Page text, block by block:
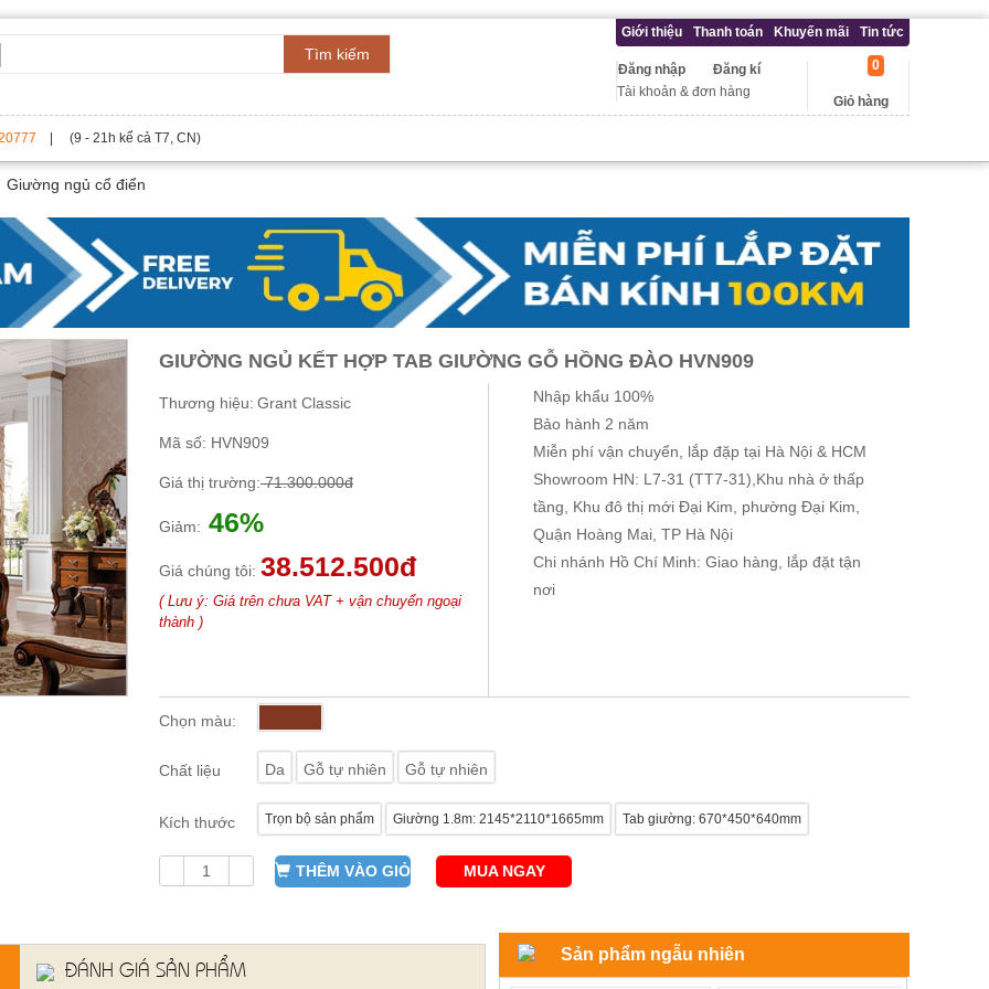
Tìm kiếm
Giới thiệu Thanh toán Khuyến mãi Tin tức
Đăng kí
Đăng nhập
Tài khoản & đơn hàng
Giỏ hàng
0
| (9 - 21h kể cả T7, CN)
Giường ngủ cổ điển
GIƯỜNG NGỦ KẾT HỢP TAB GIƯỜNG GỖ HỒNG ĐÀO HVN909
Thương hiệu: Grant Classic
Mã số: HVN909
Giá thị trường:71.300.000đ
Giảm: 46%
Giá chúng tôi: 38.512.500đ
( Lưu ý: Giá trên chưa VAT + vận chuyển ngoại
thành )
Nhập khẩu 100%
Bảo hành 2 năm
Miễn phí vận chuyển, lắp đặp tại Hà Nội & HCM
Showroom HN: L7-31 (TT7-31),Khu nhà ở thấp
tầng, Khu đô thị mới Đại Kim, phường Đại Kim,
Quận Hoàng Mai, TP Hà Nội
Chi nhánh Hồ Chí Minh: Giao hàng, lắp đặt tận
nơi
Chọn màu:
Chất liệu Da Gỗ tự nhiên Gỗ tự nhiên
Kích thước Trọn bộ sản phẩm Giường 1.8m: 2145*2110*1665mm Tab giường: 670*450*640mm
THÊM VÀO GIỎ MUA NGAY
ĐÁNH GIÁ SẢN PHẨM
Sản phẩm ngẫu nhiên